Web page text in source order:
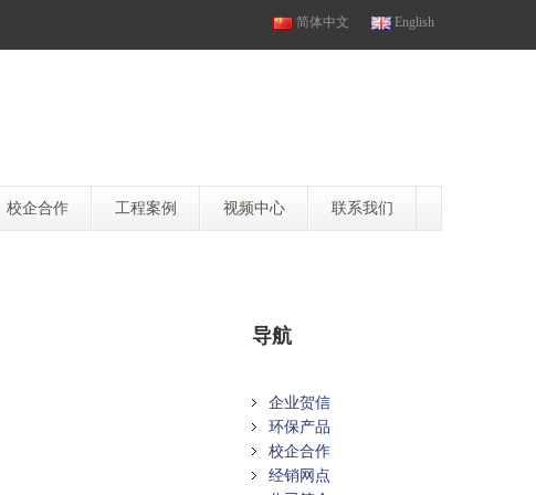
简体中文 English
校企合作 工程案例 视频中心 联系我们
导航
企业贺信
环保产品
校企合作
经销网点